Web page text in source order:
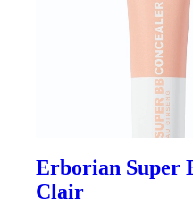
Erborian Super
Clair